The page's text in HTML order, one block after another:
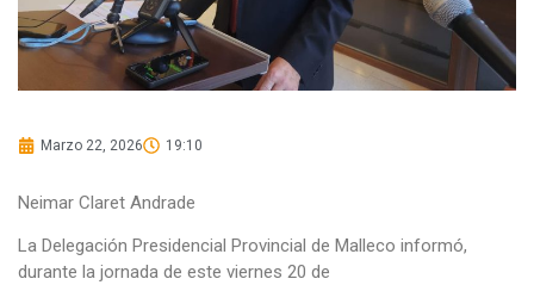
Marzo 22, 2026 19:10
Neimar Claret Andrade
La Delegación Presidencial Provincial de Malleco informó,
durante la jornada de este viernes 20 de